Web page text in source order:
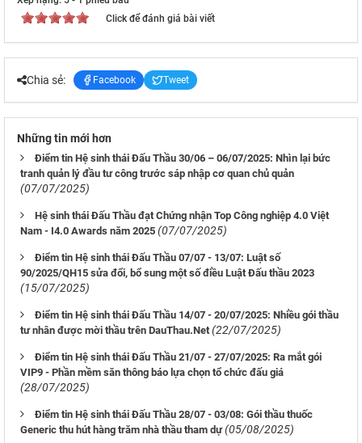
Click để đánh giá bài viết
Chia sẻ: Facebook Tweet
Những tin mới hơn
Điểm tin Hệ sinh thái Đấu Thầu 30/06 – 06/07/2025: Nhìn lại bức
tranh quản lý đầu tư công trước sáp nhập cơ quan chủ quản
(07/07/2025)
Hệ sinh thái Đấu Thầu đạt Chứng nhận Top Công nghiệp 4.0 Việt
Nam - I4.0 Awards năm 2025 (07/07/2025)
Điểm tin Hệ sinh thái Đấu Thầu 07/07 - 13/07: Luật số
90/2025/QH15 sửa đổi, bổ sung một số điều Luật Đấu thầu 2023
(15/07/2025)
Điểm tin Hệ sinh thái Đấu Thầu 14/07 - 20/07/2025: Nhiều gói thầu
tư nhân được mời thầu trên DauThau.Net (22/07/2025)
Điểm tin Hệ sinh thái Đấu Thầu 21/07 - 27/07/2025: Ra mắt gói
VIP9 - Phần mềm săn thông báo lựa chọn tổ chức đấu giá
(28/07/2025)
Điểm tin Hệ sinh thái Đấu Thầu 28/07 - 03/08: Gói thầu thuốc
Generic thu hút hàng trăm nhà thầu tham dự (05/08/2025)